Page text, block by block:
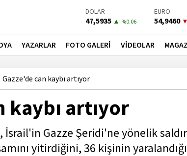
DOLAR
47,5935 ▲ %0.06
EURO
54,9460 ▼
BIST-100
13798,82 ▲ %0.7
PETROL
82,1000▲
YAZARLAR FOTO GALERİ VİDEOLAR
Gazze'de can kaybı artıyor
kaybı artıyor
İsrail'in Gazze Şeridi'ne yönelik
yitirdiğini, 36 kişinin